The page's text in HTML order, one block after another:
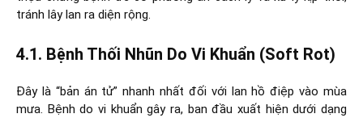
tránh lây lan ra diện rộng.
4.1. Bệnh Thối Nhũn Do Vi Khuẩn (Soft Rot)
Đây là “bản án tử” nhanh nhất đối với lan hồ điệp vào mùa
mưa. Bệnh do vi khuẩn gây ra, ban đầu xuất hiện dưới dạng